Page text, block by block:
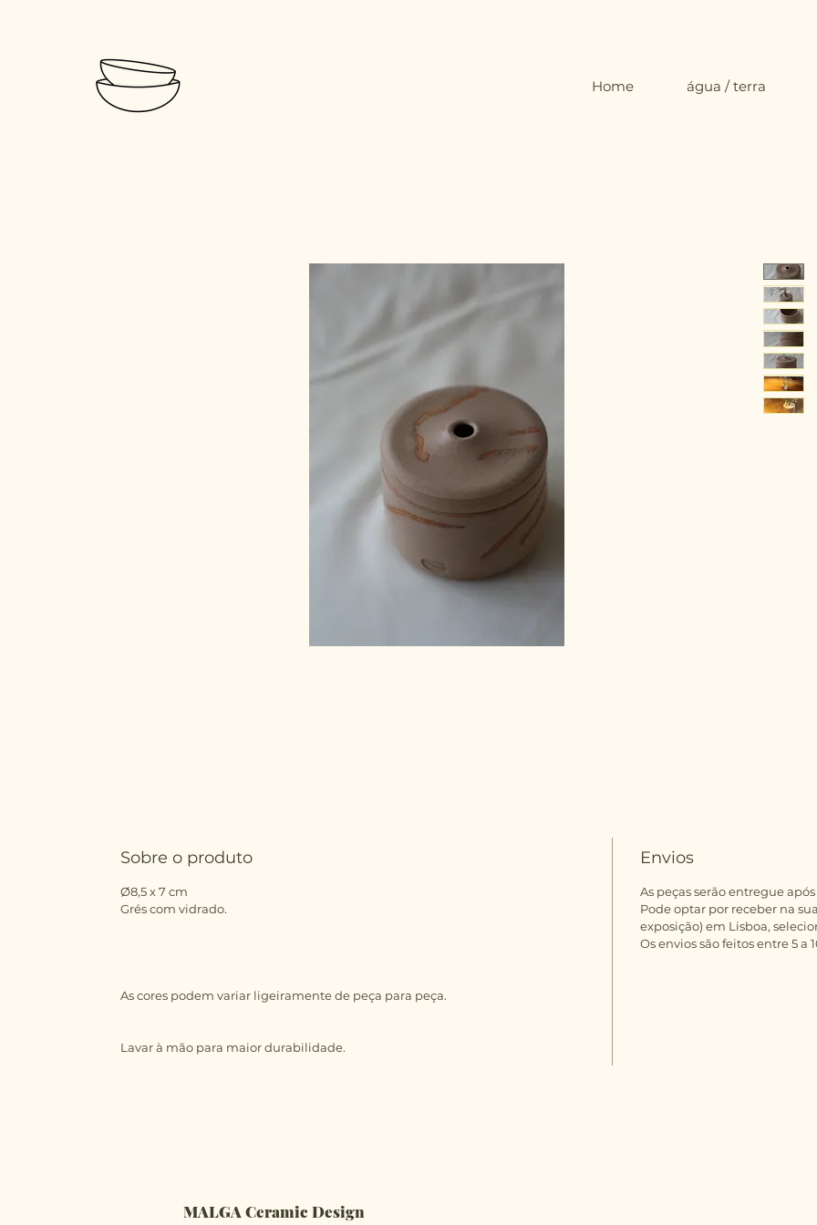
Home água / terra
Sobre o produto
Ø8,5 x 7 cm
Grés com vidrado.
As cores podem variar ligeiramente de peça para peça.
Lavar à mão para maior durabilidade.
Envios
As peças serão entregue
Pode optar por receber na
exposição) em Lisboa,
Os envios são feitos entre 5 a
MALGA Ceramic Design